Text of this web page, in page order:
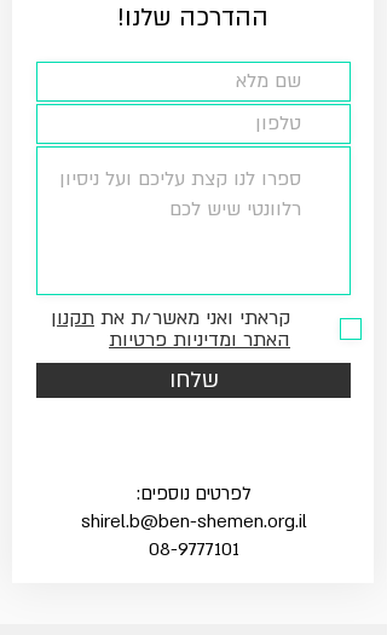
ההדרכה שלנו!
קראתי ואני מאשר/ת את תקנון
האתר ומדיניות פרטיות
שלחו
לפרטים נוספים:
shirel.b@ben-shemen.org.il
08-9777101